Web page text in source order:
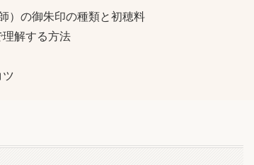
）の御朱印の種類と初穂料
理解する方法
ツ